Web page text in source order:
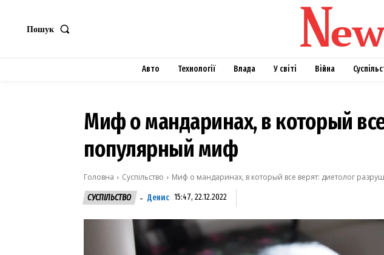
Пошук
Авто Технології Влада У світі Війна
Миф о мандаринах, в который
популярный миф
Головна Суспільство
Миф о мандаринах, в который все верят: диетолог
СУСПІЛЬСТВО
- Денис 15:47, 22.12.2022